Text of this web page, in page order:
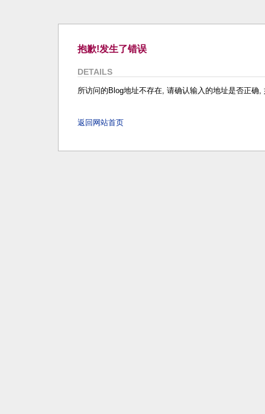
抱歉!发生了错误
DETAILS
所访问的Blog地址不存在, 请确认输入的地址是否正
返回网站首页